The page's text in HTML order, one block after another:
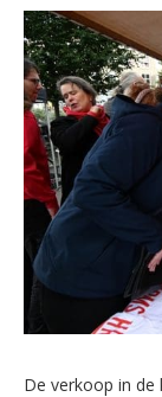
De verkoop in de